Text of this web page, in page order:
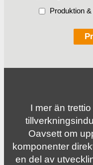
Produktion
I mer än
Oavsett om
komponenter
en del av